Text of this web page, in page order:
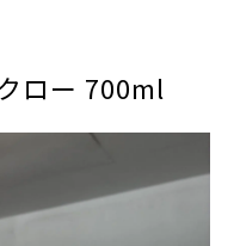
ロー 700ml